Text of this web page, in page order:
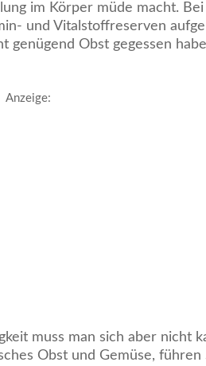
im Körper müde macht.
und Vitalstoffreserven
genügend Obst gegessen
Anzeige:
muss man sich aber nicht
Obst und Gemüse,